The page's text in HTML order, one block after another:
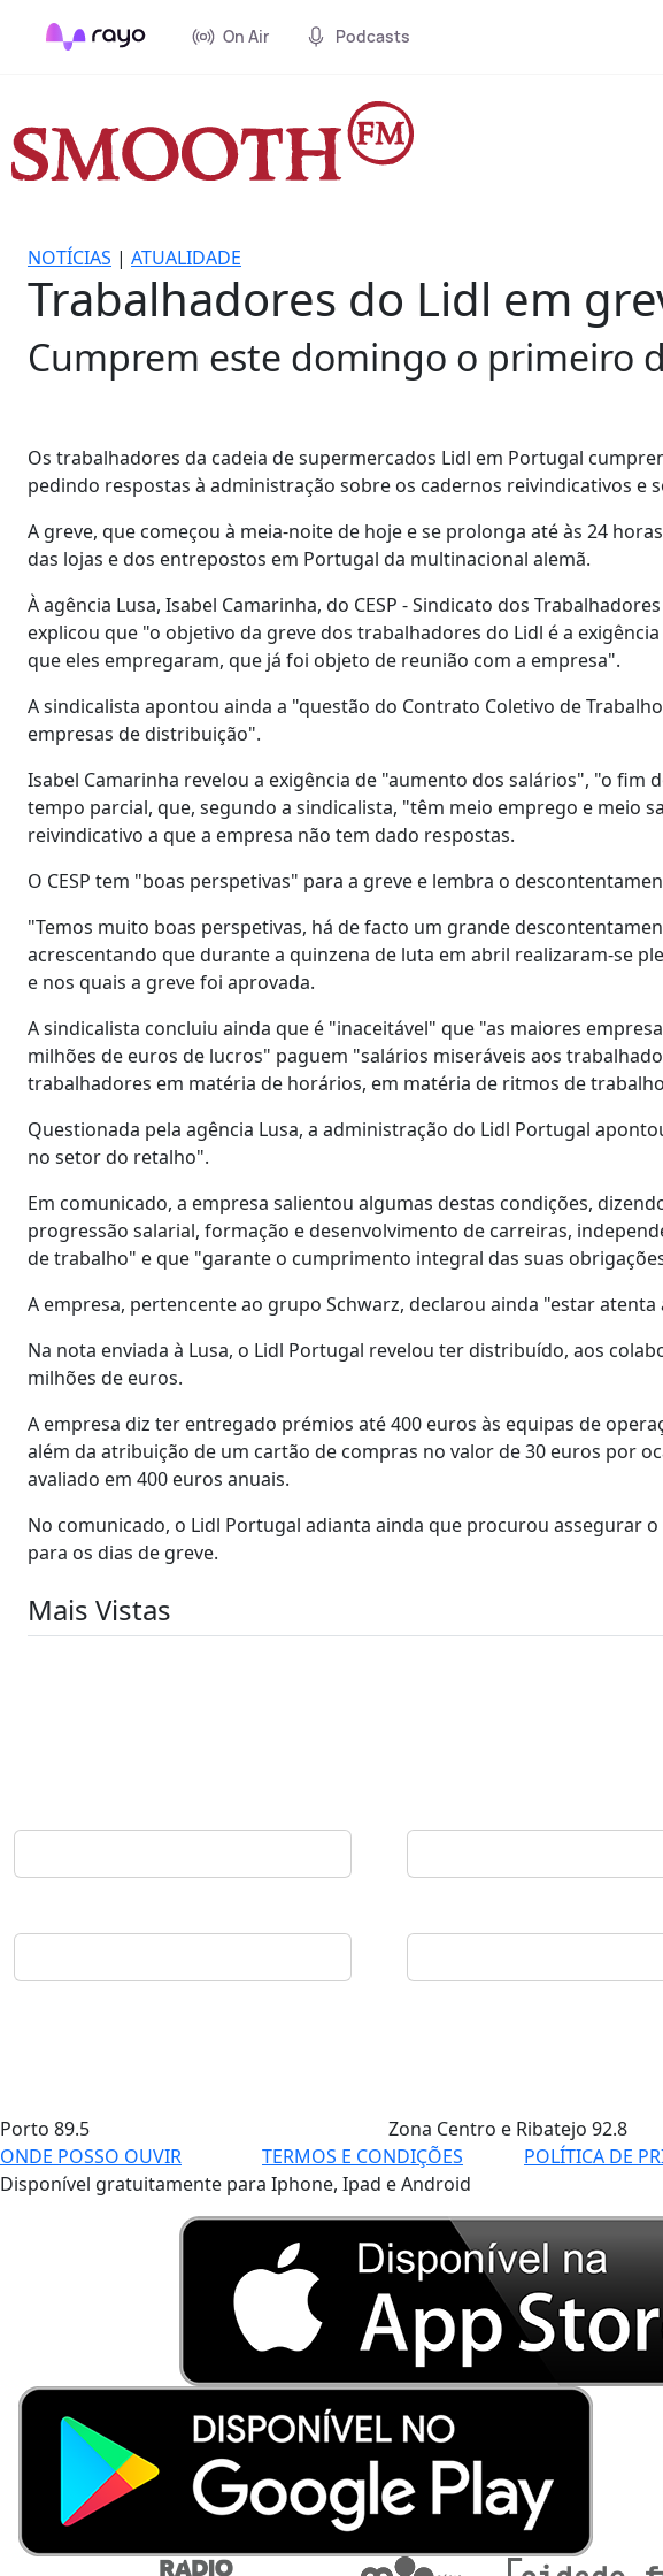
On Air Podcasts
NOTÍCIAS | ATUALIDADE
Trabalhadores do Lidl em
Cumprem este domingo o primeiro
Os trabalhadores da cadeia de supermercados Lidl em Portugal
pedindo respostas à administração sobre os cadernos reivindicativos e
A greve, que começou à meia-noite de hoje e se prolonga até às 24
das lojas e dos entrepostos em Portugal da multinacional alemã.
À agência Lusa, Isabel Camarinha, do CESP - Sindicato dos
explicou que "o objetivo da greve dos trabalhadores do Lidl é a
que eles empregaram, que já foi objeto de reunião com a empresa".
A sindicalista apontou ainda a "questão do Contrato Coletivo de
empresas de distribuição".
Isabel Camarinha revelou a exigência de "aumento dos salários", "o
tempo parcial, que, segundo a sindicalista, "têm meio emprego e meio
reivindicativo a que a empresa não tem dado respostas.
O CESP tem "boas perspetivas" para a greve e lembra o
"Temos muito boas perspetivas, há de facto um grande
acrescentando que durante a quinzena de luta em abril realizaram-se
e nos quais a greve foi aprovada.
A sindicalista concluiu ainda que é "inaceitável" que "as maiores
milhões de euros de lucros" paguem "salários miseráveis aos
trabalhadores em matéria de horários, em matéria de ritmos de
Questionada pela agência Lusa, a administração do Lidl Portugal
no setor do retalho".
Em comunicado, a empresa salientou algumas destas condições,
progressão salarial, formação e desenvolvimento de carreiras,
de trabalho" e que "garante o cumprimento integral das suas
A empresa, pertencente ao grupo Schwarz, declarou ainda "estar
Na nota enviada à Lusa, o Lidl Portugal revelou ter distribuído, aos
milhões de euros.
A empresa diz ter entregado prémios até 400 euros às equipas de
além da atribuição de um cartão de compras no valor de 30 euros por
avaliado em 400 euros anuais.
No comunicado, o Lidl Portugal adianta ainda que procurou assegurar
para os dias de greve.
Mais Vistas
Porto 89.5 Zona Centro e Ribatejo 92.8
ONDE POSSO OUVIR
TERMOS E CONDIÇÕES POLÍTICA DE
Disponível gratuitamente para Iphone, Ipad e Android